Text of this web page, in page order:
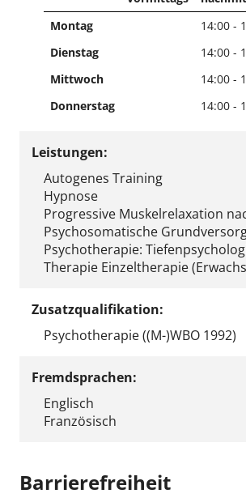
Montag
14:00 -
Dienstag
14:00 -
Mittwoch
14:00 -
Donnerstag
14:00 -
Leistungen:
Autogenes Training
Hypnose
Progressive Muskelrelaxation
Psychosomatische
Psychotherapie:
Therapie Einzeltherapie
Zusatzqualifikation:
Psychotherapie ((M-)WBO 1992)
Fremdsprachen:
Englisch
Französisch
Barrierefreiheit